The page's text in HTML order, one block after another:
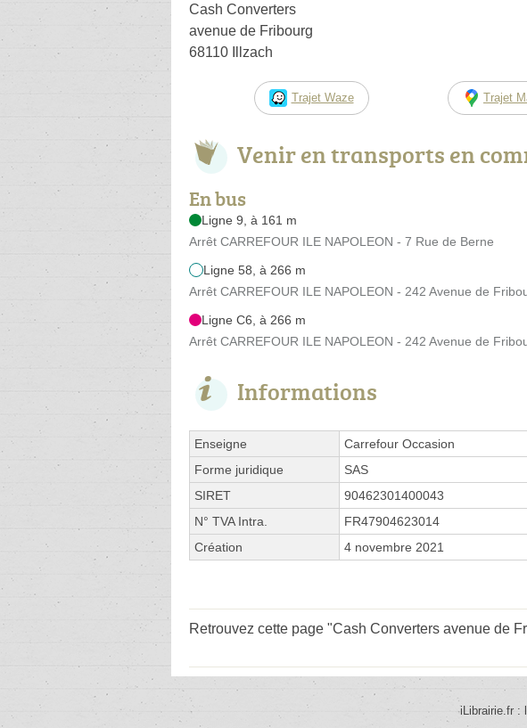
Cash Converters
avenue de Fribourg
68110 Illzach
Trajet Waze Trajet
Venir en transports en
En bus
Ligne 9, à 161 m
Arrêt CARREFOUR ILE NAPOLEON - 7 Rue de Berne
Ligne 58, à 266 m
Arrêt CARREFOUR ILE NAPOLEON - 242 Avenue de
Ligne C6, à 266 m
Arrêt CARREFOUR ILE NAPOLEON - 242 Avenue de
Informations
Enseigne
Carrefour Occasion
Forme juridique
SAS
SIRET
90462301400043
N° TVA Intra.
FR47904623014
Création
4 novembre 2021
Retrouvez cette page "Cash Converters avenue de
iLibrairie.fr :